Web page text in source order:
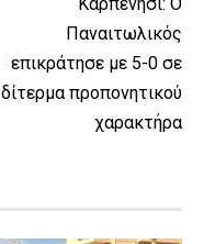
Καρπενήσι: Ο
Παναιτωλικός
επικράτησε με 5-0 σε
δίτερμα προπονητικού
χαρακτήρα